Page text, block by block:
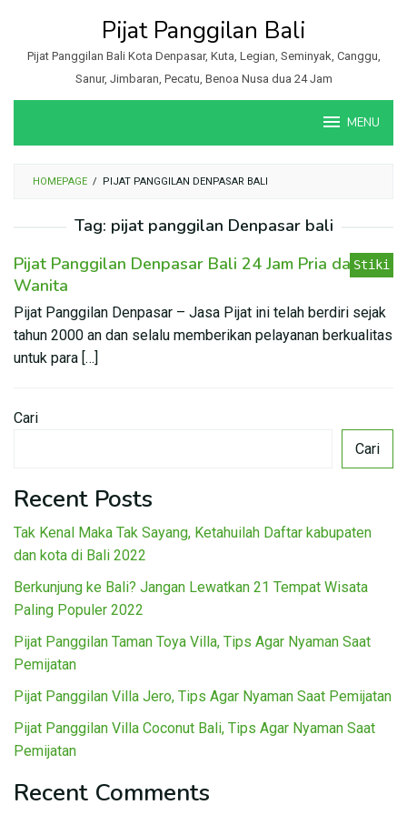
konten
Pijat Panggilan Bali
Pijat Panggilan Bali Kota Denpasar, Kuta, Legian, Seminyak, Canggu,
Sanur, Jimbaran, Pecatu, Benoa Nusa dua 24 Jam
MENU
HOMEPAGE / PIJAT PANGGILAN DENPASAR BALI
Tag: pijat panggilan Denpasar bali
Pijat Panggilan Denpasar Bali 24 Jam Pria dan
Wanita
Pijat Panggilan Denpasar – Jasa Pijat ini telah berdiri sejak
tahun 2000 an dan selalu memberikan pelayanan berkualitas
untuk para […]
Stiki
Cari
Cari
Recent Posts
Tak Kenal Maka Tak Sayang, Ketahuilah Daftar kabupaten
dan kota di Bali 2022
Berkunjung ke Bali? Jangan Lewatkan 21 Tempat Wisata
Paling Populer 2022
Pijat Panggilan Taman Toya Villa, Tips Agar Nyaman Saat
Pemijatan
Pijat Panggilan Villa Jero, Tips Agar Nyaman Saat Pemijatan
Pijat Panggilan Villa Coconut Bali, Tips Agar Nyaman Saat
Pemijatan
Recent Comments